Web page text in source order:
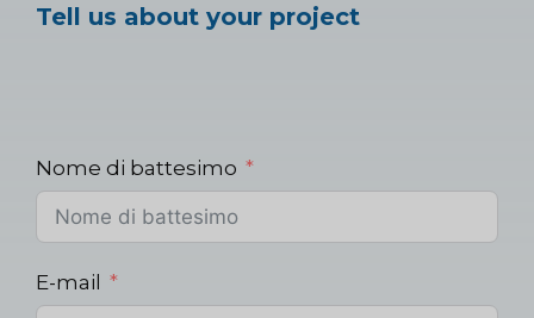
Tell us about your project
Nome di battesimo
E-mail